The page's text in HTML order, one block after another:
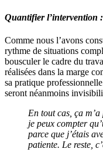
Quantifier l’intervention
Comme nous l’avons
rythme de situations
bousculer le cadre du
réalisées dans la marge
sa pratique
seront néanmoins
En tout cas, ça
je peux compter
parce que j’étais
patiente. Le reste,